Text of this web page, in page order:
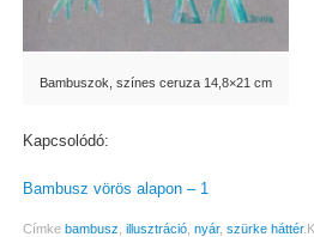
Bambuszok, színes ceruza 14,8×21 cm
Kapcsolódó:
Bambusz vörös alapon – 1
Címke bambusz illusztráció, nyár, szürke háttér.